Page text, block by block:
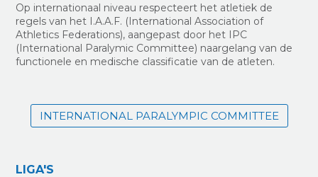
Op internationaal niveau respecteert het atletiek de
regels van het I.A.A.F. (International Association of
Athletics Federations), aangepast door het IPC
(International Paralymic Committee) naargelang van de
functionele en medische classificatie van de atleten.
INTERNATIONAL PARALYMPIC COMMITTEE
LIGA'S